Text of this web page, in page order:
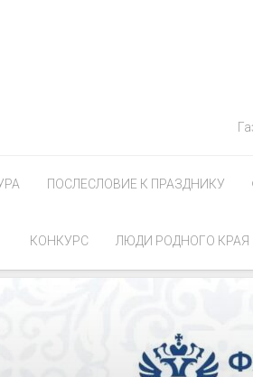
ПОСЛЕСЛОВИЕ К ПРАЗДНИКУ
КОНКУРС ЛЮДИ РОДНОГО КРАЯ